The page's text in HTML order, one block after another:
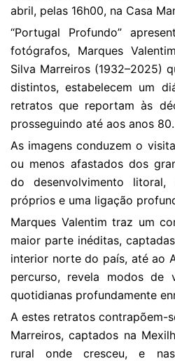
abril, pelas 16h00, na Casa
“Portugal Profundo”
fotógrafos, Marques
Silva Marreiros (1932–2025)
distintos, estabelecem um
retratos que reportam às
prosseguindo até aos anos 80.
As imagens conduzem o
ou menos afastados dos
do desenvolvimento litoral,
próprios e uma ligação
Marques Valentim traz um
maior parte inéditas,
interior norte do país, até ao
percurso, revela modos de
quotidianas profundamente
A estes retratos contrapõem-
Marreiros, captados na
rural onde cresceu, e